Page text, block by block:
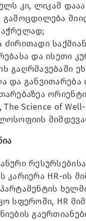
კი, ლიკამ
გამოცდილება
ძირითადი
და ისეთი
გაღრმავებაში
და
The Science of
კარიერა HR-ის
სფეროში, HR